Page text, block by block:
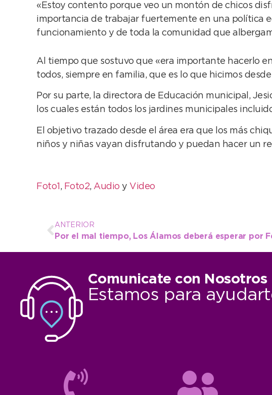
«Estoy contento porque veo un montón de chicos
importancia de trabajar fuertemente en una política
funcionamiento y de toda la comunidad que
Al tiempo que sostuvo que «era importante hacerlo
todos, siempre en familia, que es lo que hicimos
Por su parte, la directora de Educación municipal,
los cuales están todos los jardines municipales
El objetivo trazado desde el área era que los más
niños y niñas vayan disfrutando y puedan hacer un
Foto1 , Foto2, Audio y Video
ANTERIOR
Por el mal tiempo, Los Álamos deberá esperar por
Comunicate con Nosotros
Estamos para